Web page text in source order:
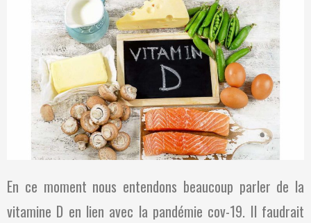
En ce moment nous entendons beaucoup parler de la
vitamine D en lien avec la pandémie cov-19. Il faudrait